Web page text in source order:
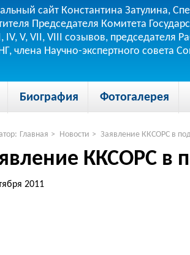
сайт Константина Затулина,
Председателя Комитета
IV, V, VII, VIII созывов, председателя
члена Научно-экспертного совета
Биография Фотогалерея
Главная > Новости > Заявление ККСОРС в
ККСОРС в
2011